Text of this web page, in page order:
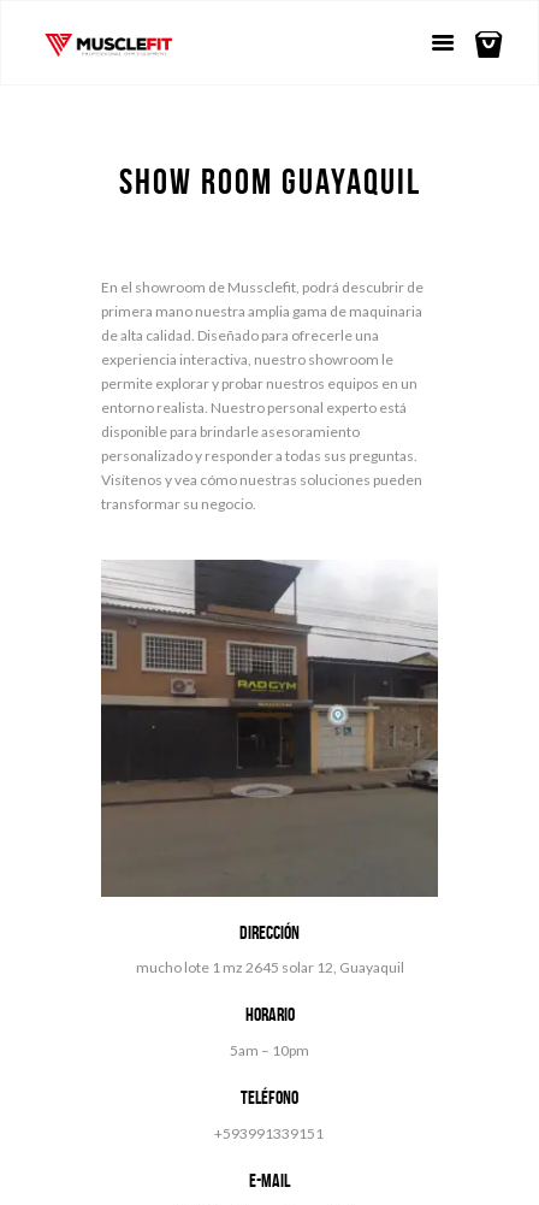
Show Room Guayaquil
En el showroom de Mussclefit, podrá descubrir de
primera mano nuestra amplia gama de maquinaria
de alta calidad. Diseñado para ofrecerle una
experiencia interactiva, nuestro showroom le
permite explorar y probar nuestros equipos en un
entorno realista. Nuestro personal experto está
disponible para brindarle asesoramiento
personalizado y responder a todas sus preguntas.
Visítenos y vea cómo nuestras soluciones pueden
transformar su negocio.
Dirección
mucho lote 1 mz 2645 solar 12, Guayaquil
Horario
5am – 10pm
Teléfono
+593991339151
E-mail